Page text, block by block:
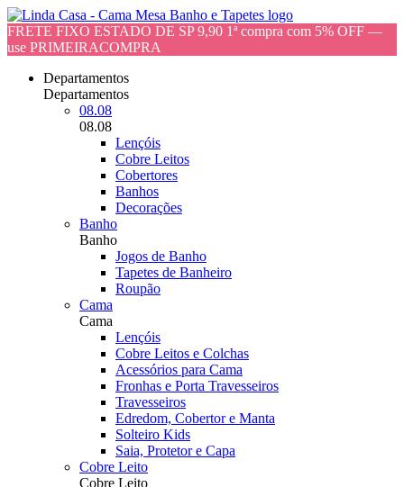
FRETE FIXO ESTADO DE SP 9,90 1ª compra com 5% OFF —
use PRIMEIRACOMPRA
Departamentos
Departamentos
08.08
08.08
Lençóis
Cobre Leitos
Cobertores
Banhos
Decorações
Banho
Banho
Jogos de Banho
Tapetes de Banheiro
Roupão
Cama
Cama
Lençóis
Cobre Leitos e Colchas
Acessórios para Cama
Fronhas e Porta Travesseiros
Travesseiros
Edredom, Cobertor e Manta
Solteiro Kids
Saia, Protetor e Capa
Cobre Leito
Cobre Leito